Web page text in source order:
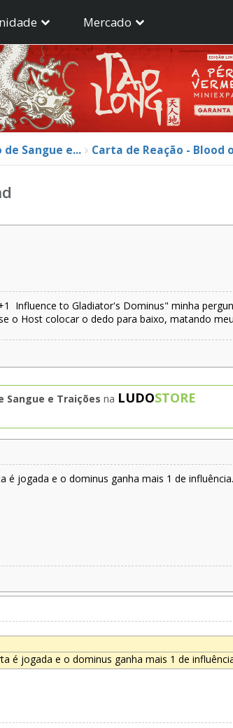
Mercado
de Sangue e... Carta de Reação - Blood
Influence to Gladiator's Dominus" minha
o Host colocar o dedo para baixo, matando
Sangue e Traições na LUDOSTORE
jogada e o dominus ganha mais 1 de influência.
é jogada e o dominus ganha mais 1 de